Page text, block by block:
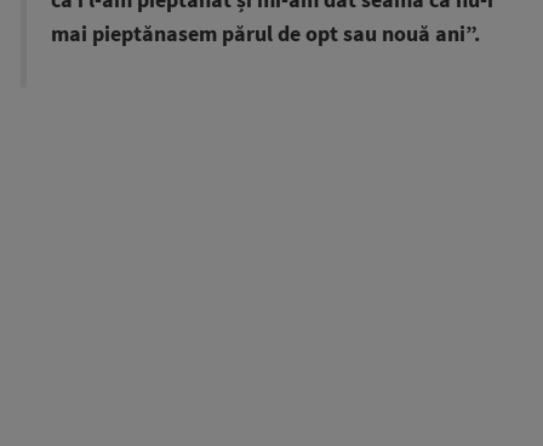
mai pieptănasem părul de opt sau nouă ani”.